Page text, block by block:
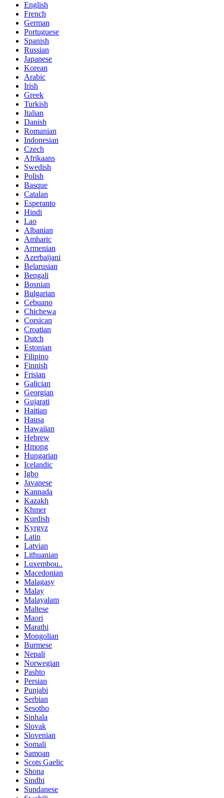
English
French
German
Portuguese
Spanish
Russian
Japanese
Korean
Arabic
Irish
Greek
Turkish
Italian
Danish
Romanian
Indonesian
Czech
Afrikaans
Swedish
Polish
Basque
Catalan
Esperanto
Hindi
Lao
Albanian
Amharic
Armenian
Azerbaijani
Belarusian
Bengali
Bosnian
Bulgarian
Cebuano
Chichewa
Corsican
Croatian
Dutch
Estonian
Filipino
Finnish
Frisian
Galician
Georgian
Gujarati
Haitian
Hausa
Hawaiian
Hebrew
Hmong
Hungarian
Icelandic
Igbo
Javanese
Kannada
Kazakh
Khmer
Kurdish
Kyrgyz
Latin
Latvian
Lithuanian
Luxembou..
Macedonian
Malagasy
Malay
Malayalam
Maltese
Maori
Marathi
Mongolian
Burmese
Nepali
Norwegian
Pashto
Persian
Punjabi
Serbian
Sesotho
Sinhala
Slovak
Slovenian
Somali
Samoan
Scots Gaelic
Shona
Sindhi
Sundanese